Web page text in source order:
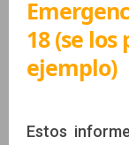
18 (se
ejemplo)
Estos